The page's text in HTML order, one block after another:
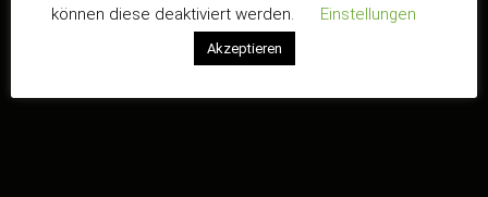
können diese deaktiviert werden.
Einstellungen
Akzeptieren